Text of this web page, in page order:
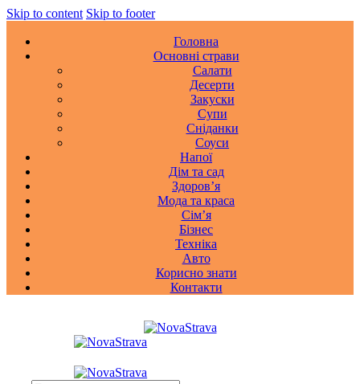
Skip to content Skip to footer
Головна
Основні страви
Салати
Десерти
Закуски
Супи
Сніданки
Соуси
Напої
Дім та сад
Здоровʼя
Мода та краса
Сімʼя
Бізнес
Техніка
Авто
Корисно знати
Контакти